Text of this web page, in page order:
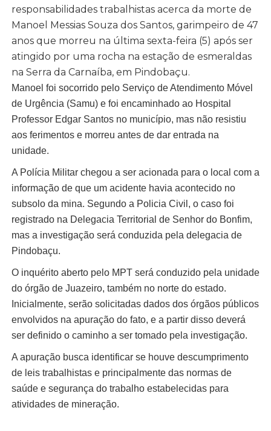
responsabilidades trabalhistas acerca da morte de
Manoel Messias Souza dos Santos, garimpeiro de 47
anos que morreu na última sexta-feira (5) após ser
atingido por uma rocha na estação de esmeraldas
na Serra da Carnaíba, em Pindobaçu.
Manoel foi socorrido pelo Serviço de Atendimento Móvel
de Urgência (Samu) e foi encaminhado ao Hospital
Professor Edgar Santos no município, mas não resistiu
aos ferimentos e morreu antes de dar entrada na
unidade.
A Polícia Militar chegou a ser acionada para o local com a
informação de que um acidente havia acontecido no
subsolo da mina. Segundo a Policia Civil, o caso foi
registrado na Delegacia Territorial de Senhor do Bonfim,
mas a investigação será conduzida pela delegacia de
Pindobaçu.
O inquérito aberto pelo MPT será conduzido pela unidade
do órgão de Juazeiro, também no norte do estado.
Inicialmente, serão solicitadas dados dos órgãos públicos
envolvidos na apuração do fato, e a partir disso deverá
ser definido o caminho a ser tomado pela investigação.
A apuração busca identificar se houve descumprimento
de leis trabalhistas e principalmente das normas de
saúde e segurança do trabalho estabelecidas para
atividades de mineração.